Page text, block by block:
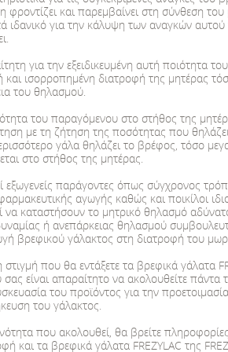
φροντίζει και παρεμβαίνει στη σύνθεση του
ιδανικό για την κάλυψη των αναγκών
για την εξειδικευμένη αυτή ποιότητα
και ισορροπημένη διατροφή της μητέρας
του θηλασμού.
του παραγόμενου στο στήθος της
με τη ζήτηση της ποσότητας που
γάλα θηλάζει το βρέφος, τόσο
στο στήθος της μητέρας.
εξωγενείς παράγοντες όπως σύγχρονος
αγωγής καθώς και ποικίλοι
να καταστήσουν το μητρικό θηλασμό
ή ανεπάρκειας θηλασμού
βρεφικού γάλακτος στη διατροφή του
που θα εντάξετε τα βρεφικά γάλατα
είναι απαραίτητο να ακολουθείτε πάντα
του προϊόντος για την
του γάλακτος.
που ακολουθεί, θα βρείτε
και τα βρεφικά γάλατα FREZYLAC της
το βιολογικό χαμομήλι για βρέφη και
προστιθέμενη αξία στα γεύματα του
παιδικής διατροφής ειδικά
το κατάλληλο γεύμα για το βρέφος και
*Το μητρικό γάλα είναι η ιδανική τροφή
είναι ιδανικός για το μωρό σας. Όταν ο
εισαγωγή στη διατροφή του μωρού σας
επιπτώσεις στον θηλασμό.